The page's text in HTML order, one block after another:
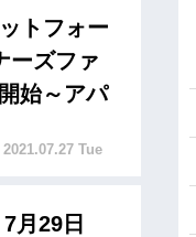
トフォー
ーズファ
始～アパ
2021.07.27 Tue
月29日